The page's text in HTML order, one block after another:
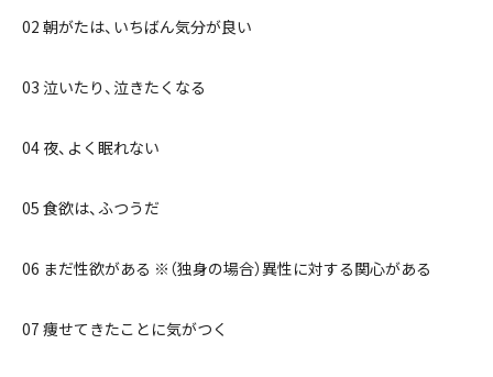
02 朝がたは、いちばん気分が良い
03 泣いたり、泣きたくなる
04 夜、よく眠れない
05 食欲は、ふつうだ
06 まだ性欲がある ※（独身の場合）異性に対する関心がある
07 痩せてきたことに気がつく